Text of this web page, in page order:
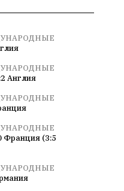
Англия
Франция (3:5